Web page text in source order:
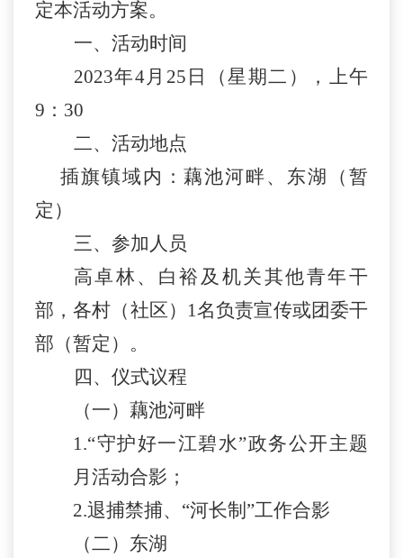
定本活动方案。
一、 活动时间
2023年4月25日（星期二），上午
9：30
二、 活动地点
插旗镇域内：藕池河畔、东湖（暂
定）
三、 参加人员
高卓林、白裕及机关其他青年干
部，各村（社区） 1名负责宣传或团委干
部（暂定）。
四、 仪式议程
（一）藕池河畔
1.“守护好一江碧水”政务公开主题
月活动合影；
2.退捕禁捕、“河长制”工作合影
（二）东湖